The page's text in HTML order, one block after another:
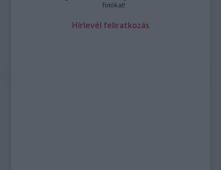
fotókat!
Hírlevél feliratkozás